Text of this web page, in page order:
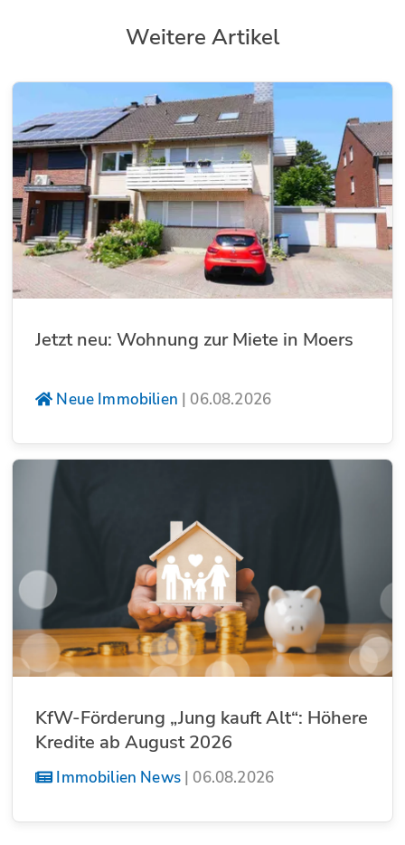
Weitere Artikel
Jetzt neu: Wohnung zur Miete in Moers
Neue Immobilien | 06.08.2026
KfW-Förderung „Jung kauft Alt“: Höhere
Kredite ab August 2026
Immobilien News| 06.08.2026